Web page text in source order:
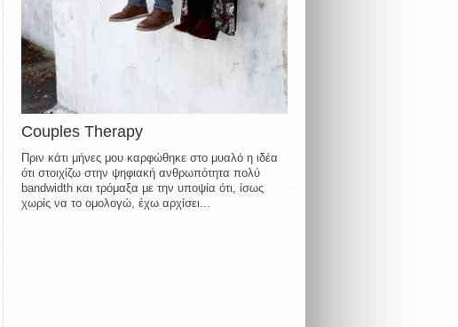
Couples Therapy
Πριν κάτι μήνες μου καρφώθηκε στο μυαλό η ιδέα
ότι στοιχίζω στην ψηφιακή ανθρωπότητα πολύ
bandwidth και τρόμαξα με την υποψία ότι, ίσως
χωρίς να το ομολογώ, έχω αρχίσει...